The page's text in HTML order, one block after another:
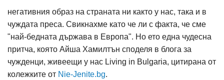
негативния образ на страната ни както у нас, така и в
чуждата преса. Свикнахме като че ли с факта, че сме
"най-бедната държава в Европа". Но ето една чудесна
притча, която Айша Хамилтън споделя в блога за
чужденци, живеещи у нас Living in Bulgaria, цитирана от
колежките от Nie-Jenite.bg.